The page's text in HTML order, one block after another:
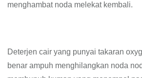
menghambat noda melekat kembali.
Deterjen cair yang punyai takaran
benar ampuh menghilangkan noda